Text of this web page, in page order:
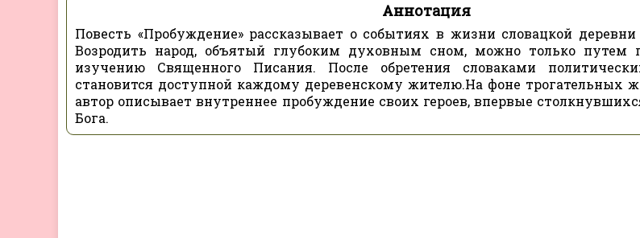
Аннотация
Повесть «Пробуждение» рассказывает о событиях в жизни словацкой деревни
Возродить народ, объятый глубоким духовным сном, можно только путем
изучению Священного Писания. После обретения словаками
становится доступной каждому деревенскому жителю.На фоне трогательных
автор описывает внутреннее пробуждение своих героев, впервые
Бога.